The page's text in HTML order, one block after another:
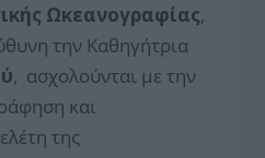
Ωκεανογραφίας,
την Καθηγήτρια
, ασχολούνται με την
και
της